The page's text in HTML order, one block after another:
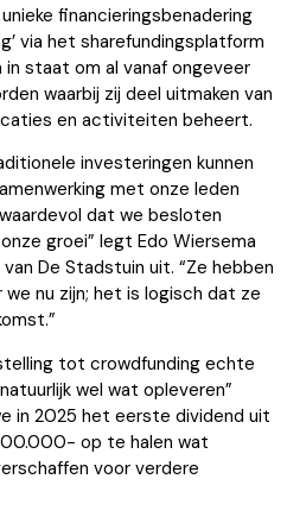
financieringsbenadering
via het sharefundingsplatform
staat om al vanaf ongeveer
waarbij zij deel uitmaken van
en activiteiten beheert.
investeringen kunnen
met onze leden
dat we besloten
groei” legt Edo Wiersema
De Stadstuin uit. “Ze hebben
nu zijn; het is logisch dat ze
tot crowdfunding echte
wel wat opleveren”
in 2025 het eerste dividend uit
op te halen wat
voor verdere